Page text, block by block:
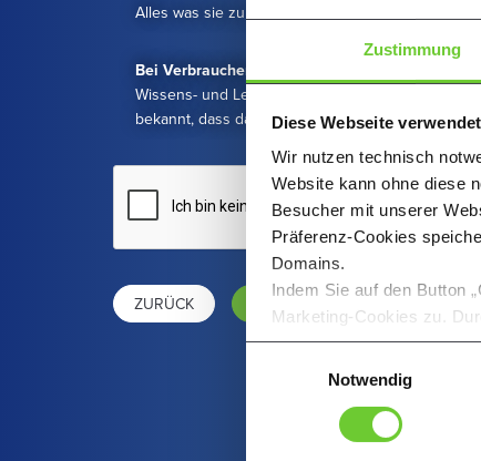
Zustimmung
Diese Webseite
Wir nutzen technisch
Website kann ohne diese
Besucher mit unserer
Präferenz-Cookies
Domains.
Indem Sie auf den Button
Marketing-Cookies zu.
Ihnen über die
über den Link in unsere
Notwendig
Alles was sie zu
Bei Verbrauchern
Wissens- und Lernplattform vor Ablauf der
bekannt, dass damit mein Widerrufsrecht mit
ZURÜCK